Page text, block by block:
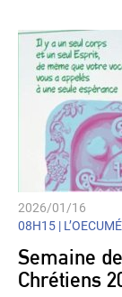
2026/01/16
08H15 |
Semaine
Chrétiens